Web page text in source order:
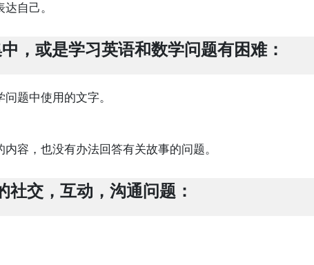
自己。
，或是学习英语和数学问题有困难：
题中使用的文字。
容，也没有办法回答有关故事的问题。
社交，互动，沟通问题：